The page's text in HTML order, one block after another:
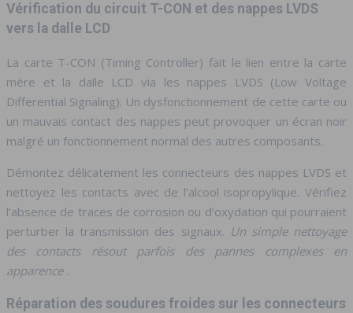
Vérification du circuit T-CON et des nappes LVDS
vers la dalle LCD
La carte T-CON (Timing Controller) fait le lien entre la carte
mère et la dalle LCD via les nappes LVDS (Low Voltage
Differential Signaling). Un dysfonctionnement de cette carte ou
un mauvais contact des nappes peut provoquer un écran noir
malgré un fonctionnement normal des autres composants.
Démontez délicatement les connecteurs des nappes LVDS et
nettoyez les contacts avec de l’alcool isopropylique. Vérifiez
l’absence de traces de corrosion ou d’oxydation qui pourraient
perturber la transmission des signaux. Un simple nettoyage
des contacts résout parfois des pannes complexes en
apparence .
Réparation des soudures froides sur les connecteurs